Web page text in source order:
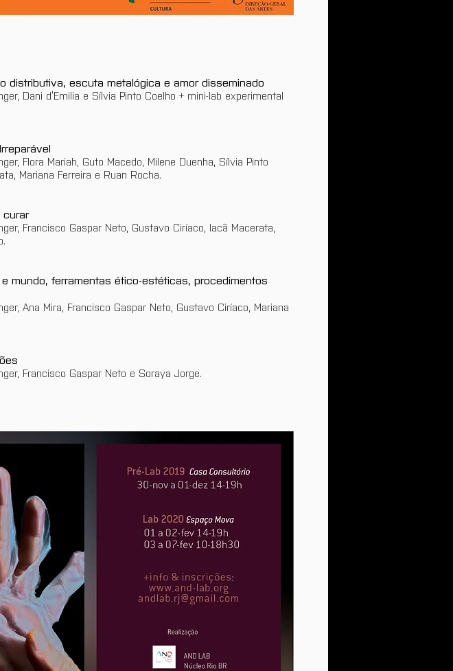
distributiva, escuta metalógica e amor disseminado
Dani d’Emilia e Sílvia Pinto Coelho + mini-lab experimental
Flora Mariah, Guto Macedo, Milene Duenha, Sílvia Pinto
Mariana Ferreira e Ruan Rocha.
curar
Francisco Gaspar Neto, Gustavo Ciríaco, Iacã Macerata,
mundo, ferramentas ético-estéticas, procedimentos
Ana Mira, Francisco Gaspar Neto, Gustavo Ciríaco, Mariana
Francisco Gaspar Neto e Soraya Jorge.